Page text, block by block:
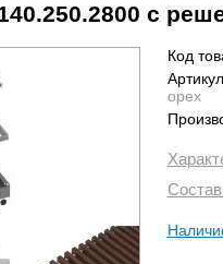
с
Код
орех